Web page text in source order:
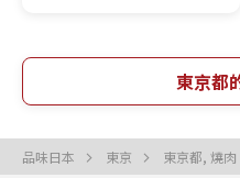
東京都
品味日本 東京 東京都, 燒